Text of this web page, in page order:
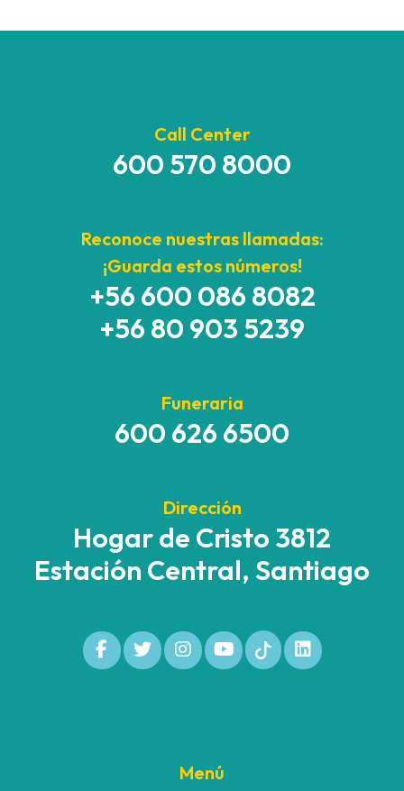
Call Center
600 570 8000
Reconoce nuestras llamadas:
¡Guarda estos números!
+56 600 086 8082
+56 80 903 5239
Funeraria
600 626 6500
Dirección
Hogar de Cristo 3812
Estación Central, Santiago
Menú